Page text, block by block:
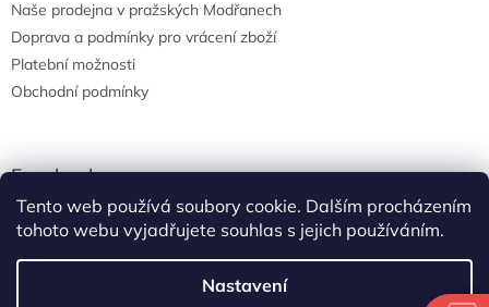
Tento web používá soubory cookie. Dalším procházením
tohoto webu vyjadřujete souhlas s jejich používáním.
Nastavení
Naše prodejna v pražských Modřanech
Doprava a podmínky pro vrácení zboží
Platební možnosti
Obchodní podmínky
Facebook
Vytvořil Shoptet